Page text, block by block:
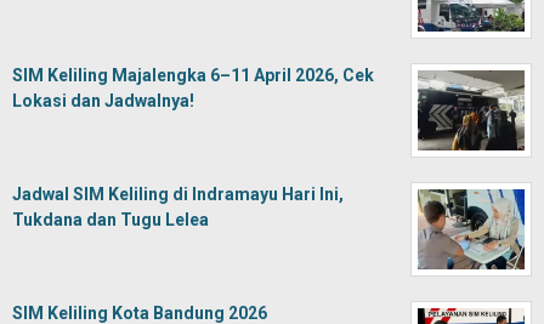
SIM Keliling Majalengka 6–11 April 2026, Cek
Lokasi dan Jadwalnya!
Jadwal SIM Keliling di Indramayu Hari Ini,
Tukdana dan Tugu Lelea
SIM Keliling Kota Bandung 2026